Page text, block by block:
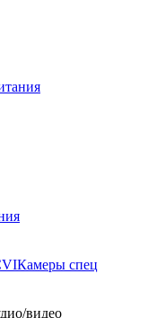
Камеры спец
видео